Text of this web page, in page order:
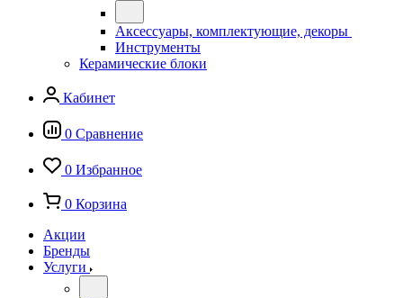
Аксессуары, комплектующие, декоры
Инструменты
Керамические блоки
Кабинет
0 Сравнение
0 Избранное
0 Корзина
Акции
Бренды
Услуги